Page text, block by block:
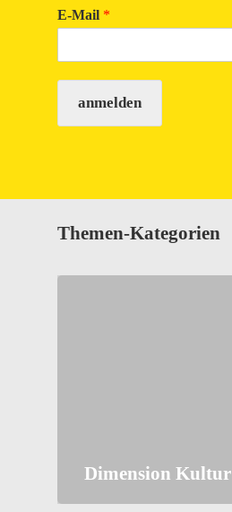
E-Mail *
anmelden
Themen-Kategorien
Dimension Kultur